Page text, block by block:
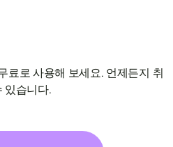
료로 사용해 보세요. 언제든지 취
있습니다.